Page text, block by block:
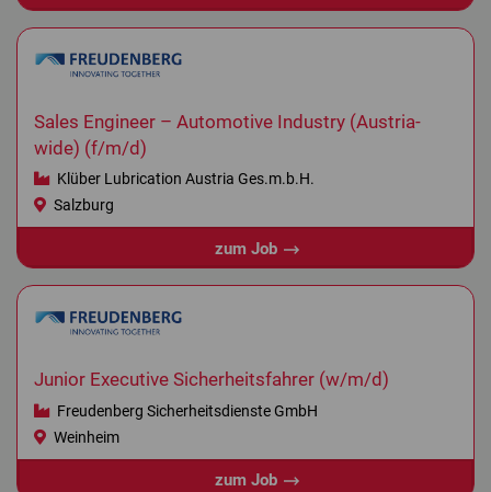
Sales Engineer – Automotive Industry (Austria-
wide) (f/m/d)
Klüber Lubrication Austria Ges.m.b.H.
Salzburg
zum Job
Junior Executive Sicherheitsfahrer (w/m/d)
Freudenberg Sicherheitsdienste GmbH
Weinheim
zum Job